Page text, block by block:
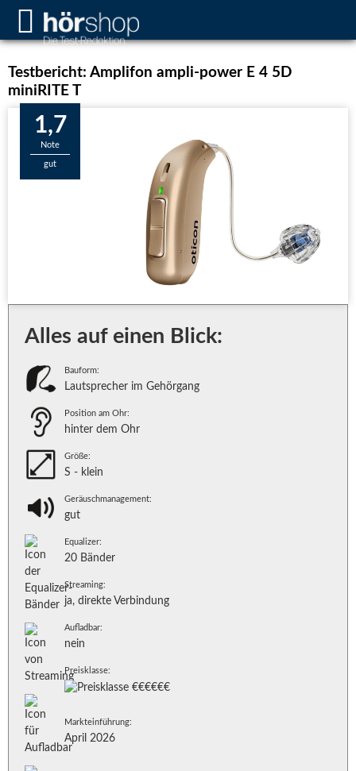
Testbericht: Amplifon ampli-power E 4 5D
miniRITE T
1,7
Note
gut
Alles auf einen Blick:
Bauform:
Lautsprecher im Gehörgang
Position am Ohr:
hinter dem Ohr
Größe:
S - klein
Geräuschmanagement:
gut
Equalizer:
20 Bänder
Streaming:
ja, direkte Verbindung
Aufladbar:
nein
Preisklasse:
Markteinführung:
April 2026